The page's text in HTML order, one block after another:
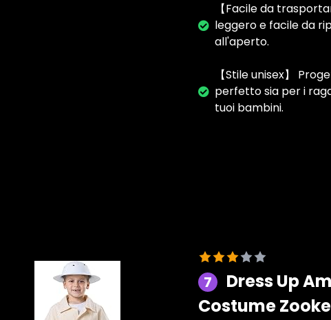
【Facile da
leggero e facile da
all'aperto.
【Stile unisex】
perfetto sia per i
tuoi bambini.
7
Dress Up
Costume